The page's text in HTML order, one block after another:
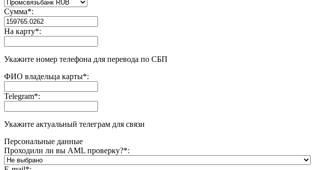
Сумма*:
На карту*:
Укажите номер телефона для перевода по СБП
ФИО владельца карты*:
Telegram*:
Укажите актуальный телеграм для связи
Персональные данные
Проходили ли вы AML проверку?*: